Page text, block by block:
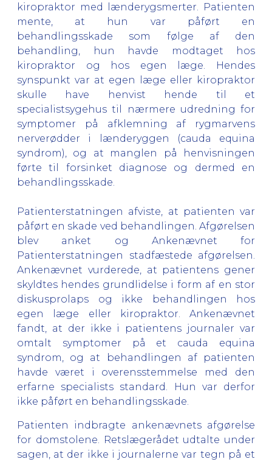
kiropraktor med lænderygsmerter. Patienten
mente, at hun var påført en
behandlingsskade som følge af den
behandling, hun havde modtaget hos
kiropraktor og hos egen læge. Hendes
synspunkt var at egen læge eller kiropraktor
skulle have henvist hende til et
specialistsygehus til nærmere udredning for
symptomer på afklemning af rygmarvens
nerverødder i lænderyggen (cauda equina
syndrom), og at manglen på henvisningen
førte til forsinket diagnose og dermed en
behandlingsskade.
Patienterstatningen afviste, at patienten var
påført en skade ved behandlingen. Afgørelsen
blev anket og Ankenævnet for
Patienterstatningen stadfæstede afgørelsen.
Ankenævnet vurderede, at patientens gener
skyldtes hendes grundlidelse i form af en stor
diskusprolaps og ikke behandlingen hos
egen læge eller kiropraktor. Ankenævnet
fandt, at der ikke i patientens journaler var
omtalt symptomer på et cauda equina
syndrom, og at behandlingen af patienten
havde været i overensstemmelse med den
erfarne specialists standard. Hun var derfor
ikke påført en behandlingsskade.
Patienten indbragte ankenævnets afgørelse
for domstolene. Retslægerådet udtalte under
sagen, at der ikke i journalerne var tegn på et